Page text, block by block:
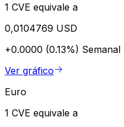
1 CVE equivale a
0,0104769 USD
+0.0000 (0.13%) Semanal
Ver gráfico
Euro
1 CVE equivale a